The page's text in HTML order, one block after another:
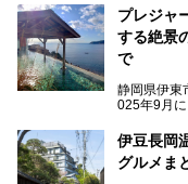
極上温泉で
です。多
解説します
プレジャ
する絶景
で
静岡県伊東
025年9月に
館」、「
とグランピ
ースフィー
伊豆長岡
グルメま